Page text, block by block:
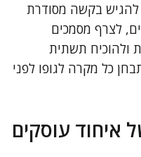
להגיש בקשה מסודרת
לצרף מסמכים
ולהוכיח תשתית
כל מקרה לגופו לפני
איחוד עוסקים